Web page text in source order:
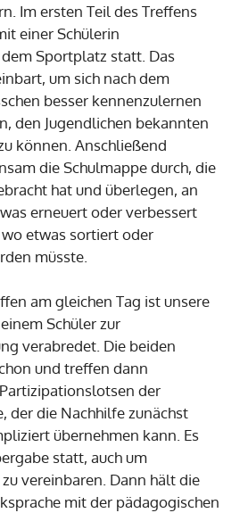
Im ersten Teil des Treffens
einer Schülerin
Sportplatz statt. Das
um sich nach dem
besser kennenzulernen
den Jugendlichen bekannten
können. Anschließend
die Schulmappe durch, die
hat und überlegen, an
erneuert oder verbessert
etwas sortiert oder
müsste.
am gleichen Tag ist unsere
Schüler zur
verabredet. Die beiden
und treffen dann
der
der die Nachhilfe zunächst
übernehmen kann. Es
statt, auch um
vereinbaren. Dann hält die
mit der pädagogischen